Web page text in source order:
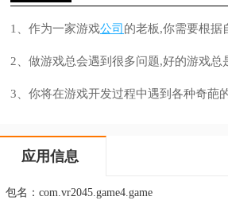
1、作为一家游戏公司 的老板,你需要根据
2、做游戏总会遇到很多问题,好的游戏总
3、你将在游戏开发过程中遇到各种奇葩
应用信息
包名：com.vr2045.game4.game